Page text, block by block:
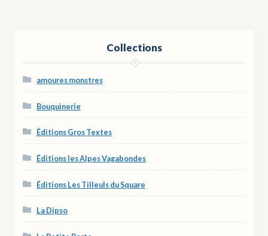
Collections
amoures monstres
Bouquinerie
Éditions Gros Textes
Éditions les Alpes Vagabondes
Éditions Les Tilleuls du Square
La Dipso